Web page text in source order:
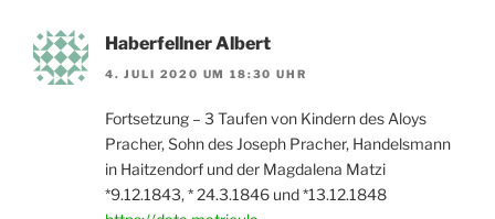
Haberfellner Albert
4. JULI 2020 UM 18:30 UHR
Fortsetzung – 3 Taufen von Kindern des Aloys
Pracher, Sohn des Joseph Pracher, Handelsmann
in Haitzendorf und der Magdalena Matzi
*9.12.1843, * 24.3.1846 und *13.12.1848